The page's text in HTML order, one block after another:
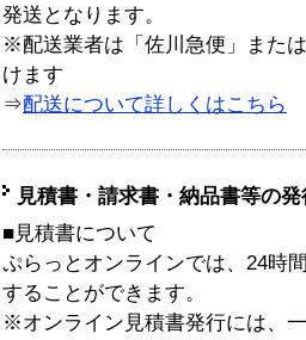
発送となります。
※配送業者は「佐川急便」また
けます
⇒配送について詳しくはこちら
見積書・請求書・納品書等の
■見積書について
ぷらっとオンラインでは、24時
することができます。
※オンライン見積書発行には、